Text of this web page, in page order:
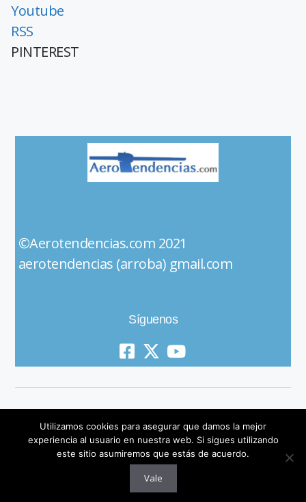
Youtube
RSS
PINTEREST
©Aerotendencias.com 2021
aerotendencias (arroba) gmail.com
Síguenos
© 2019 All Rights Reserved
Utilizamos cookies para asegurar que damos la mejor
experiencia al usuario en nuestra web. Si sigues utilizando
este sitio asumiremos que estás de acuerdo.
Vale